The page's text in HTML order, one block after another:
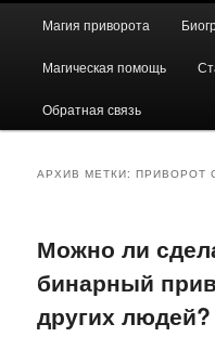
Магия приворота
Магическая помощь
Обратная связь
АРХИВ МЕТКИ:ПРИВОРОТ
Можно ли
бинарный
других людей?